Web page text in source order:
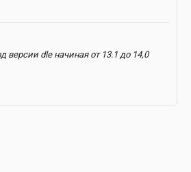
dle начиная от 13.1 до 14,0